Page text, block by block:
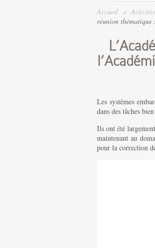
Accueil » Activités
réunion thématique
Les systèmes
dans des tâches
Ils ont été
maintenant au
pour la correction